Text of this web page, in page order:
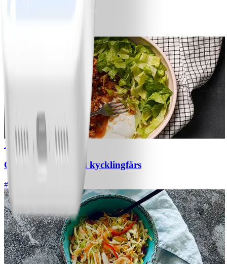
1
Chili con carne med kycklingfärs
#